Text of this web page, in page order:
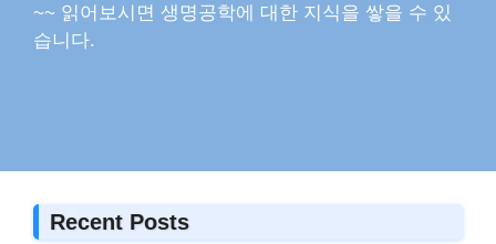
~~ 읽어보시면 생명공학에 대한 지식을 쌓을 수 있
습니다.
Recent Posts